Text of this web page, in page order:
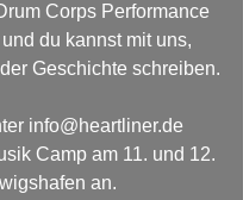
Corps Performance
du kannst mit uns,
Geschichte schreiben.
info@heartliner.de
Camp am 11. und 12.
an.